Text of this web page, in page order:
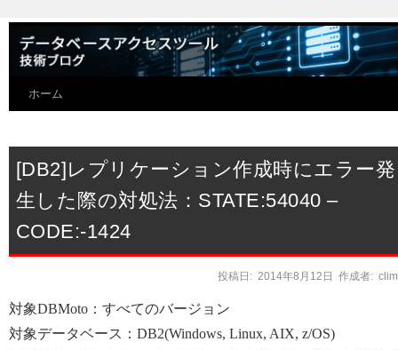
ホーム
[DB2]レプリケーション作成時にエラー発
生した際の対処法：STATE:54040 –
CODE:-1424
投稿日: 2014年8月12日 作成者:
対象DBMoto：すべてのバージョン
対象データベース：DB2(Windows, Linux, AIX, z/OS)